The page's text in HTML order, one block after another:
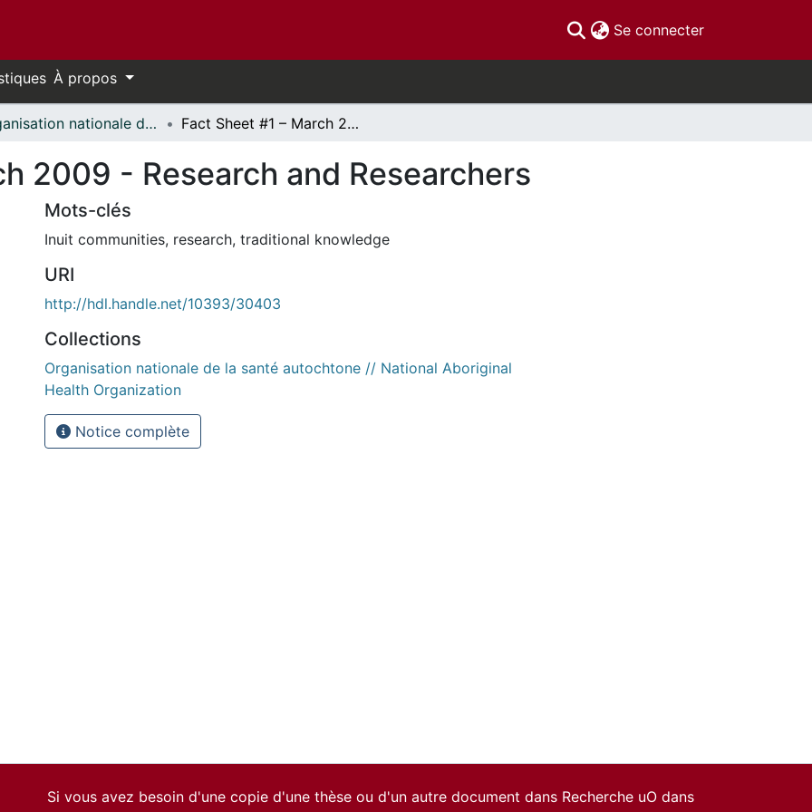
Se connecter(current)
À propos
Organisation nationale de la santé autochtone // National Aboriginal Health Organization Fact Sheet #1 – March 2009 - Research and Researchers
2009 - Research and Researchers
Mots-clés
Inuit communities, research, traditional knowledge
URI
http://hdl.handle.net/10393/30403
Collections
Organisation nationale de la santé autochtone // National Aboriginal
Health Organization
Notice complète
Si vous avez besoin d'une copie d'une thèse ou d'un autre document dans Recherche uO dans